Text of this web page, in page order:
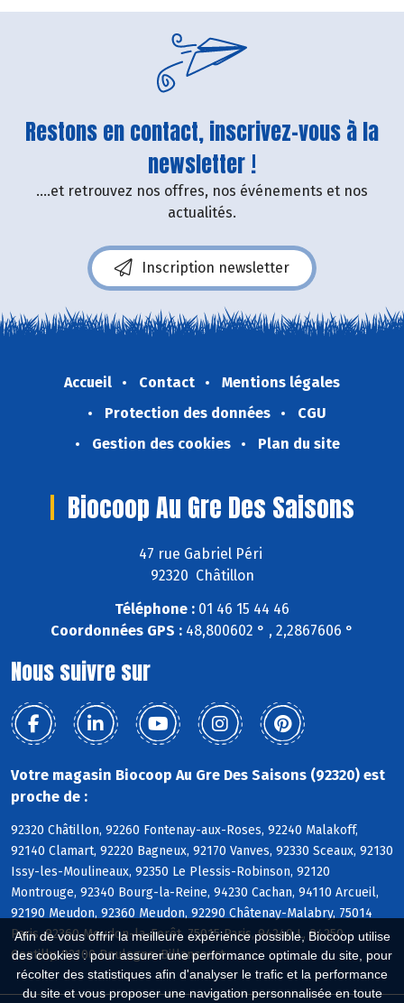
Afin de vous offrir la meilleure expérience possible, Biocoop utilise
des cookies : pour assurer une performance optimale du site, pour
récolter des statistiques afin d'analyser le trafic et la performance
du site et vous proposer une navigation personnalisée en toute
Restons en contact, inscrivez-vous à la
newsletter !
....et retrouvez nos offres, nos événements et nos
actualités.
Inscription newsletter
Accueil Contact
Mentions légales
Protection des données
CGU
Gestion des cookies
Plan du site
Biocoop Au Gre Des Saisons
47 rue Gabriel Péri
92320 Châtillon
Téléphone : 01 46 15 44 46
Coordonnées GPS : 48,800602 ° , 2,2867606 °
Nous suivre sur
Votre magasin Biocoop Au Gre Des Saisons (92320) est
proche de :
92320 Châtillon, 92260 Fontenay-aux-Roses, 92240 Malakoff,
92140 Clamart, 92220 Bagneux, 92170 Vanves, 92330 Sceaux, 92130
Issy-les-Moulineaux, 92350 Le Plessis-Robinson, 92120
Montrouge, 92340 Bourg-la-Reine, 94230 Cachan, 94110 Arcueil,
92190 Meudon, 92360 Meudon, 92290 Châtenay-Malabry, 75014
Paris, 92360 Meudon-la-Forêt, 75015 Paris, 94240 L, 94250
Gentilly, 92100 Boulogne-Billancourt